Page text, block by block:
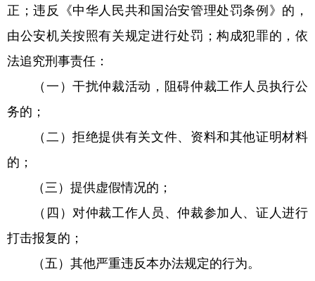
正；违反《中华人民共和国治安管理处罚条例》的，
由公安机关按照有关规定进行处罚；构成犯罪的，依
法追究刑事责任：
（一）干扰仲裁活动，阻碍仲裁工作人员执行公
务的；
（二）拒绝提供有关文件、资料和其他证明材料
的；
（三）提供虚假情况的；
（四）对仲裁工作人员、仲裁参加人、证人进行
打击报复的；
（五）其他严重违反本办法规定的行为。